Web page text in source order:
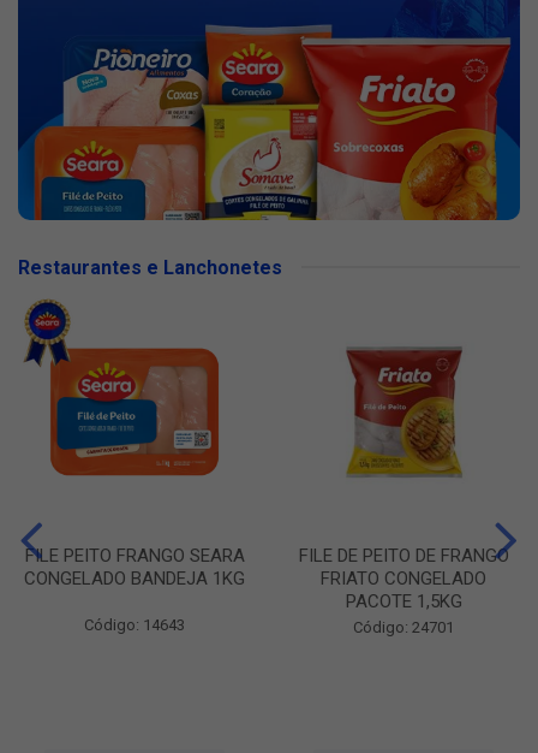
Restaurantes e Lanchonetes
FILE PEITO FRANGO SEARA
CONGELADO BANDEJA 1KG
Código: 14643
FILE DE PEITO DE FRANGO
FRIATO CONGELADO
PACOTE 1,5KG
Código: 24701